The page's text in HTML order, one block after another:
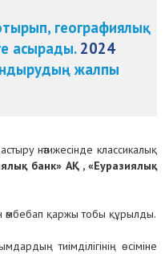
географиялық
асырады. 2024
жалпы
нәтижесінде классикалық
банк» АҚ , «Еуразиялық
әмбебап қаржы тобы құрылды.
тиімділігінің өсіміне